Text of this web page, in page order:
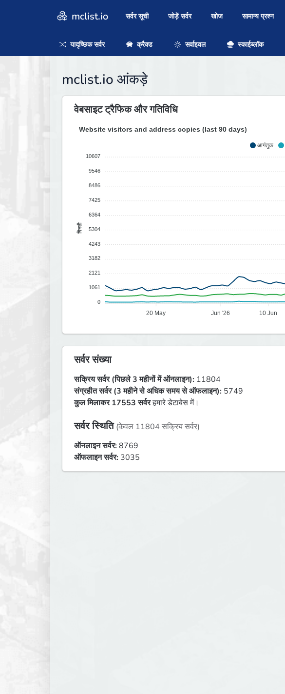
mclist.io सर्वर सूची जोड़ें सर्वर खोज सामान्य प्रश्न
यादृच्छिक सर्वर क्रैक्ड सर्वाइवल स्काईब्लॉक
mclist.io आंकड़े
वेबसाइट ट्रैफिक और गतिविधि
आगंतुक
Website visitors and address copies (last 90 days)
10607
9546
8486
7425
6364
5304
4243
3182
2121
1061
0
गिनती
20 May Jun '26 10 Jun
सर्वर संख्या
सक्रिय सर्वर (पिछले 3 महीनों में ऑनलाइन): 11804
संग्रहीत सर्वर (3 महीने से अधिक समय से ऑफलाइन): 5749
कुल मिलाकर 17553 सर्वरहमारे डेटाबेस में।
सर्वर स्थिति (केवल 11804 सक्रिय सर्वर)
ऑनलाइन सर्वर:8769
ऑफलाइन सर्वर: 3035